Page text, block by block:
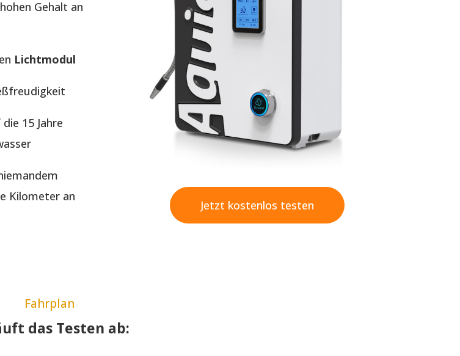
Gehalt an
Lichtmodul
15 Jahre
Kilometer an
Jetzt kostenlos testen
Fahrplan
das Testen ab: